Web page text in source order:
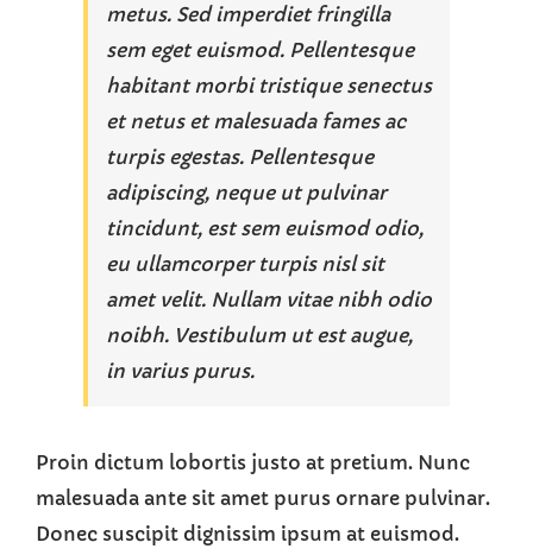
metus. Sed imperdiet fringilla
sem eget euismod. Pellentesque
habitant morbi tristique senectus
et netus et malesuada fames ac
turpis egestas. Pellentesque
adipiscing, neque ut pulvinar
tincidunt, est sem euismod odio,
eu ullamcorper turpis nisl sit
amet velit. Nullam vitae nibh odio
noibh. Vestibulum ut est augue,
in varius purus.
Proin dictum lobortis justo at pretium. Nunc
malesuada ante sit amet purus ornare pulvinar.
Donec suscipit dignissim ipsum at euismod.